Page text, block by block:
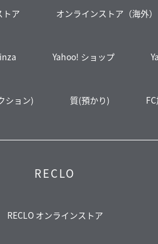
トア オンラインストア（海外）
Yahoo! ショップ
ション) 質(預かり)
RECLO
RECLO オンラインストア